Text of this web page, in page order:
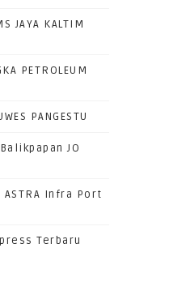
JAYA KALTIM
PETROLEUM
PANGESTU
JO
Infra Port
Terbaru